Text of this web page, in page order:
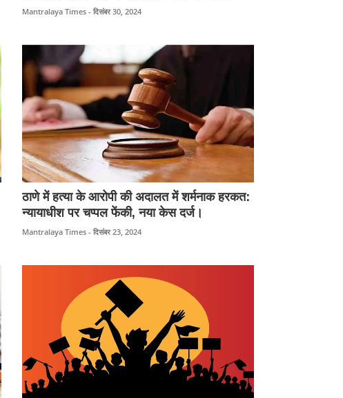
Mantralaya Times - दिसंबर 30, 2024
ठाणे में हत्या के आरोपी की अदालत में शर्मनाक हरकत:
न्यायाधीश पर चप्पल फेंकी, नया केस दर्ज।
Mantralaya Times - दिसंबर 23, 2024